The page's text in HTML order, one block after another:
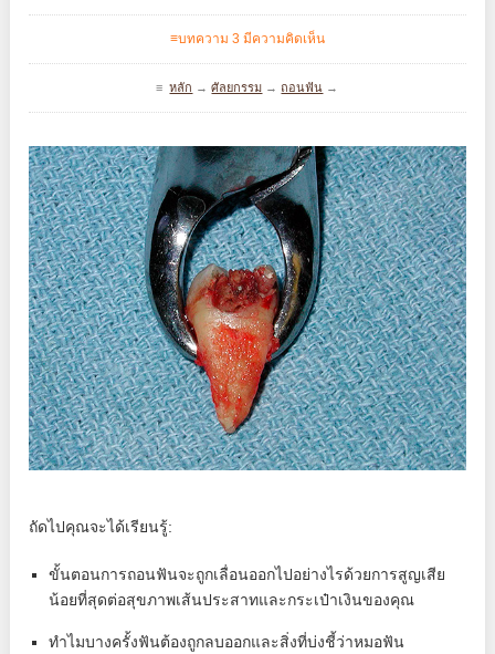
≡บทความ 3 มีความคิดเห็น
≡หลัก →ศัลยกรรม → ถอนฟัน →
ถัดไปคุณจะได้เรียนรู้:
ขั้นตอนการถอนฟันจะถูกเลื่อนออกไปอย่างไรด้วยการสูญเสีย
น้อยที่สุดต่อสุขภาพเส้นประสาทและกระเป๋าเงินของคุณ
ทำไมบางครั้งฟันต้องถูกลบออกและสิ่งที่บ่งชี้ว่าหมอฟัน